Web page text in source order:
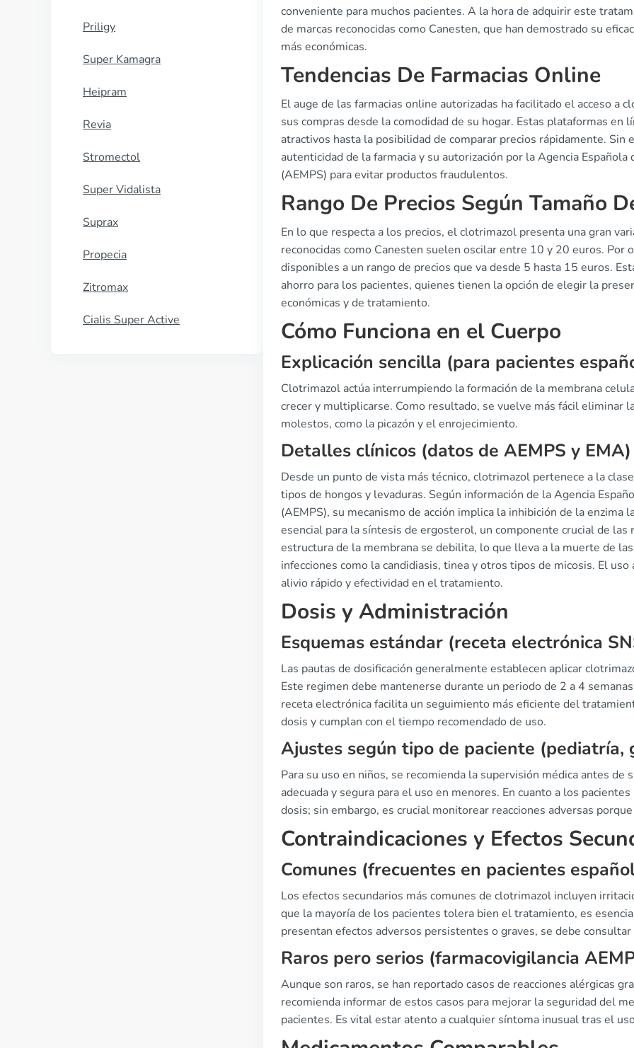
Priligy
Super Kamagra
Heipram
Revia
Stromectol
Super Vidalista
Suprax
Propecia
Zitromax
Cialis Super Active
conveniente para muchos pacientes. A la hora de adquirir este
de marcas reconocidas como Canesten, que han demostrado su
más económicas.
Tendencias De Farmacias Online
El auge de las farmacias online autorizadas ha facilitado el acceso a
sus compras desde la comodidad de su hogar. Estas plataformas en
atractivos hasta la posibilidad de comparar precios rápidamente. Sin
autenticidad de la farmacia y su autorización por la Agencia
(AEMPS) para evitar productos fraudulentos.
Rango De Precios Según Tamaño
En lo que respecta a los precios, el clotrimazol presenta una gran
reconocidas como Canesten suelen oscilar entre 10 y 20 euros. Por
disponibles a un rango de precios que va desde 5 hasta 15 euros.
ahorro para los pacientes, quienes tienen la opción de elegir la
económicas y de tratamiento.
Cómo Funciona en el Cuerpo
Explicación sencilla (para pacientes
Clotrimazol actúa interrumpiendo la formación de la membrana
crecer y multiplicarse. Como resultado, se vuelve más fácil eliminar
molestos, como la picazón y el enrojecimiento.
Detalles clínicos (datos de AEMPS y EMA)
Desde un punto de vista más técnico, clotrimazol pertenece a la
tipos de hongos y levaduras. Según información de la Agencia
(AEMPS), su mecanismo de acción implica la inhibición de la
esencial para la síntesis de ergosterol, un componente crucial de
estructura de la membrana se debilita, lo que lleva a la muerte de
infecciones como la candidiasis, tinea y otros tipos de micosis. El
alivio rápido y efectividad en el tratamiento.
Dosis y Administración
Esquemas estándar (receta electrónica
Las pautas de dosificación generalmente establecen aplicar
Este regimen debe mantenerse durante un periodo de 2 a 4
receta electrónica facilita un seguimiento más eficiente del
dosis y cumplan con el tiempo recomendado de uso.
Ajustes según tipo de paciente (pediatría,
Para su uso en niños, se recomienda la supervisión médica antes de
adecuada y segura para el uso en menores. En cuanto a los
dosis; sin embargo, es crucial monitorear reacciones adversas
Contraindicaciones y Efectos
Comunes (frecuentes en pacientes
Los efectos secundarios más comunes de clotrimazol incluyen
que la mayoría de los pacientes tolera bien el tratamiento, es
presentan efectos adversos persistentes o graves, se debe
Raros pero serios (farmacovigilancia
Aunque son raros, se han reportado casos de reacciones alérgicas
recomienda informar de estos casos para mejorar la seguridad del
pacientes. Es vital estar atento a cualquier síntoma inusual tras el